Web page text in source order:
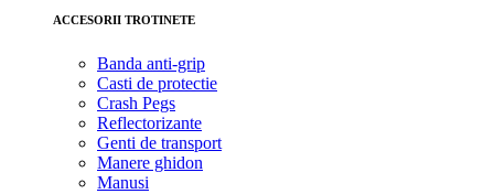
ACCESORII TROTINETE
Banda anti-grip
Casti de protectie
Crash Pegs
Reflectorizante
Genti de transport
Manere ghidon
Manusi